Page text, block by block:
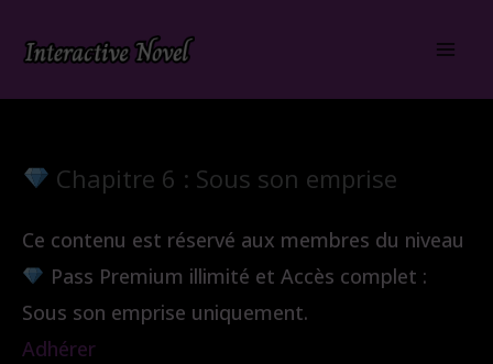
Chapitre 6 : Sous son emprise
Ce contenu est réservé aux membres du niveau
Pass Premium illimité et Accès complet :
Sous son emprise uniquement.
Adhérer